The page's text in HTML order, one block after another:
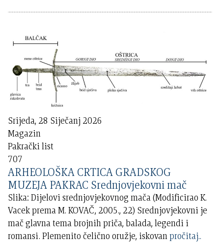
Srijeda, 28 Siječanj 2026
Magazin
Pakrački list
707
ARHEOLOŠKA CRTICA GRADSKOG
MUZEJA PAKRAC Srednjovjekovni mač
Slika: Dijelovi srednjovjekovnog mača (Modificirao K.
Vacek prema M. KOVAČ, 2005., 22) Srednjovjekovni je
mač glavna tema brojnih priča, balada, legendi i
romansi. Plemenito čelično oružje, iskovanpročitaj..